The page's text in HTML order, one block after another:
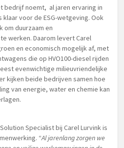
bedrijf noemt, al jaren ervaring in
klaar voor de ESG-wetgeving. Ook
om duurzaam en
werken. Daarom levert Carel
en economisch mogelijk af, met
die op HVO100-diesel rijden
evenwichtige milieuvriendelijke
kijken beide bedrijven samen hoe
van energie, water en chemie kan
Specialist bij Carel Lurvink is
“Al jarenlang zorgen we